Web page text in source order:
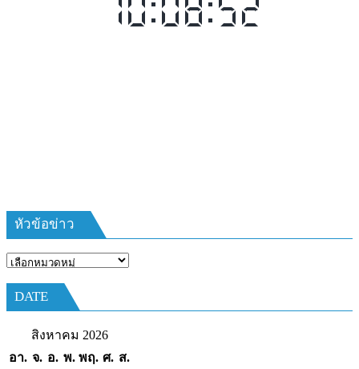
เปิด
รับ
หัวข้อข่าว
หัวข้อ
ข่าว
DATE
สิงหาคม 2026
อา. จ. อ. พ. พฤ. ศ. ส.